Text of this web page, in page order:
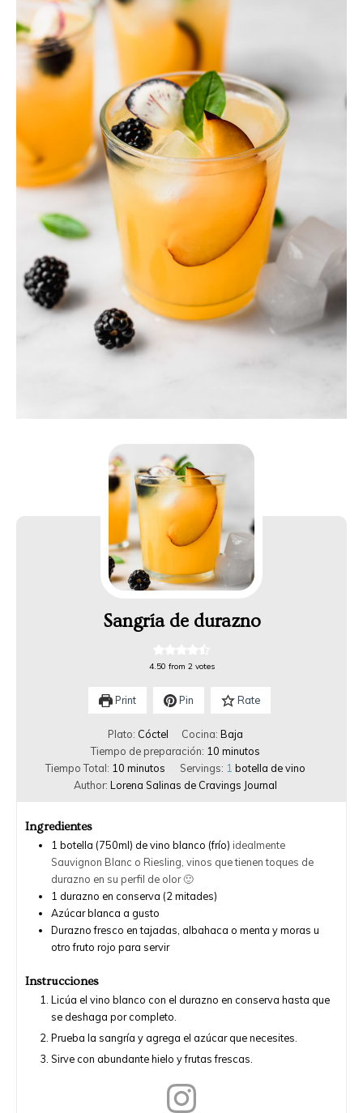
Sangría de durazno
4.50 from 2votes
Print Pin Rate
Plato: Cóctel Cocina: Baja
Tiempo de preparación: 10 minutos
Tiempo Total: 10 minutos Servings: 1 botella de vino
Author: Lorena Salinas de Cravings Journal
Ingredientes
1 botella (750ml) de vino blanco (frío) idealmente
Sauvignon Blanc o Riesling, vinos que tienen toques de
durazno en su perfil de olor 🙂
1 durazno en conserva (2 mitades)
Azúcar blanca a gusto
Durazno fresco en tajadas, albahaca o menta y moras u
otro fruto rojo para servir
Instrucciones
Licúa el vino blanco con el durazno en conserva hasta que
se deshaga por completo.
Prueba la sangría y agrega el azúcar que necesites.
Sirve con abundante hielo y frutas frescas.